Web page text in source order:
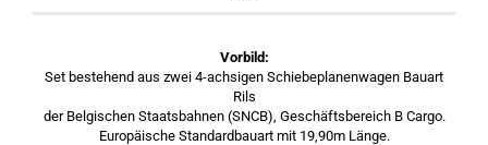
Vorbild:
Set bestehend aus zwei 4-achsigen Schiebeplanenwagen Bauart
Rils
der Belgischen Staatsbahnen (SNCB), Geschäftsbereich B Cargo.
Europäische Standardbauart mit 19,90m Länge.